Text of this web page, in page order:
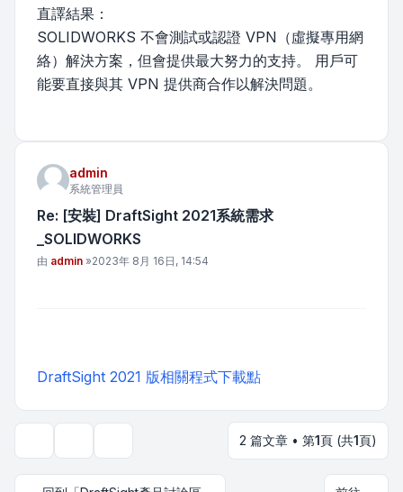
直譯結果：
SOLIDWORKS 不會測試或認證 VPN（虛擬專用網
絡）解決方案，但會提供最大努力的支持。 用戶可
能要直接與其 VPN 提供商合作以解決問題。
admin
系統管理員
Re: [安裝] DraftSight 2021系統需求
_SOLIDWORKS
文章
由 admin »2023年 8月 16日, 14:54
DraftSight 2021 版相關程式下載點
2 篇文章 • 第1頁 (共1頁)